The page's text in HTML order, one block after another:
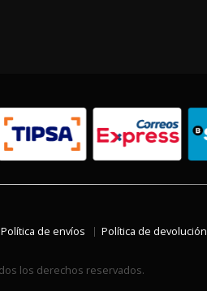
Política de envíos Política de devolución
los derechos reservados.